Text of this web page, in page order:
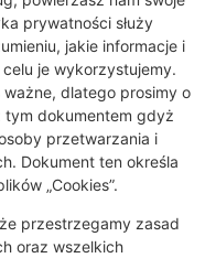
prywatności służy
jakie informacje i
je wykorzystujemy.
dlatego prosimy o
tym dokumentem gdyż
przetwarzania i
Dokument ten określa
„Cookies”.
przestrzegamy zasad
oraz wszelkich